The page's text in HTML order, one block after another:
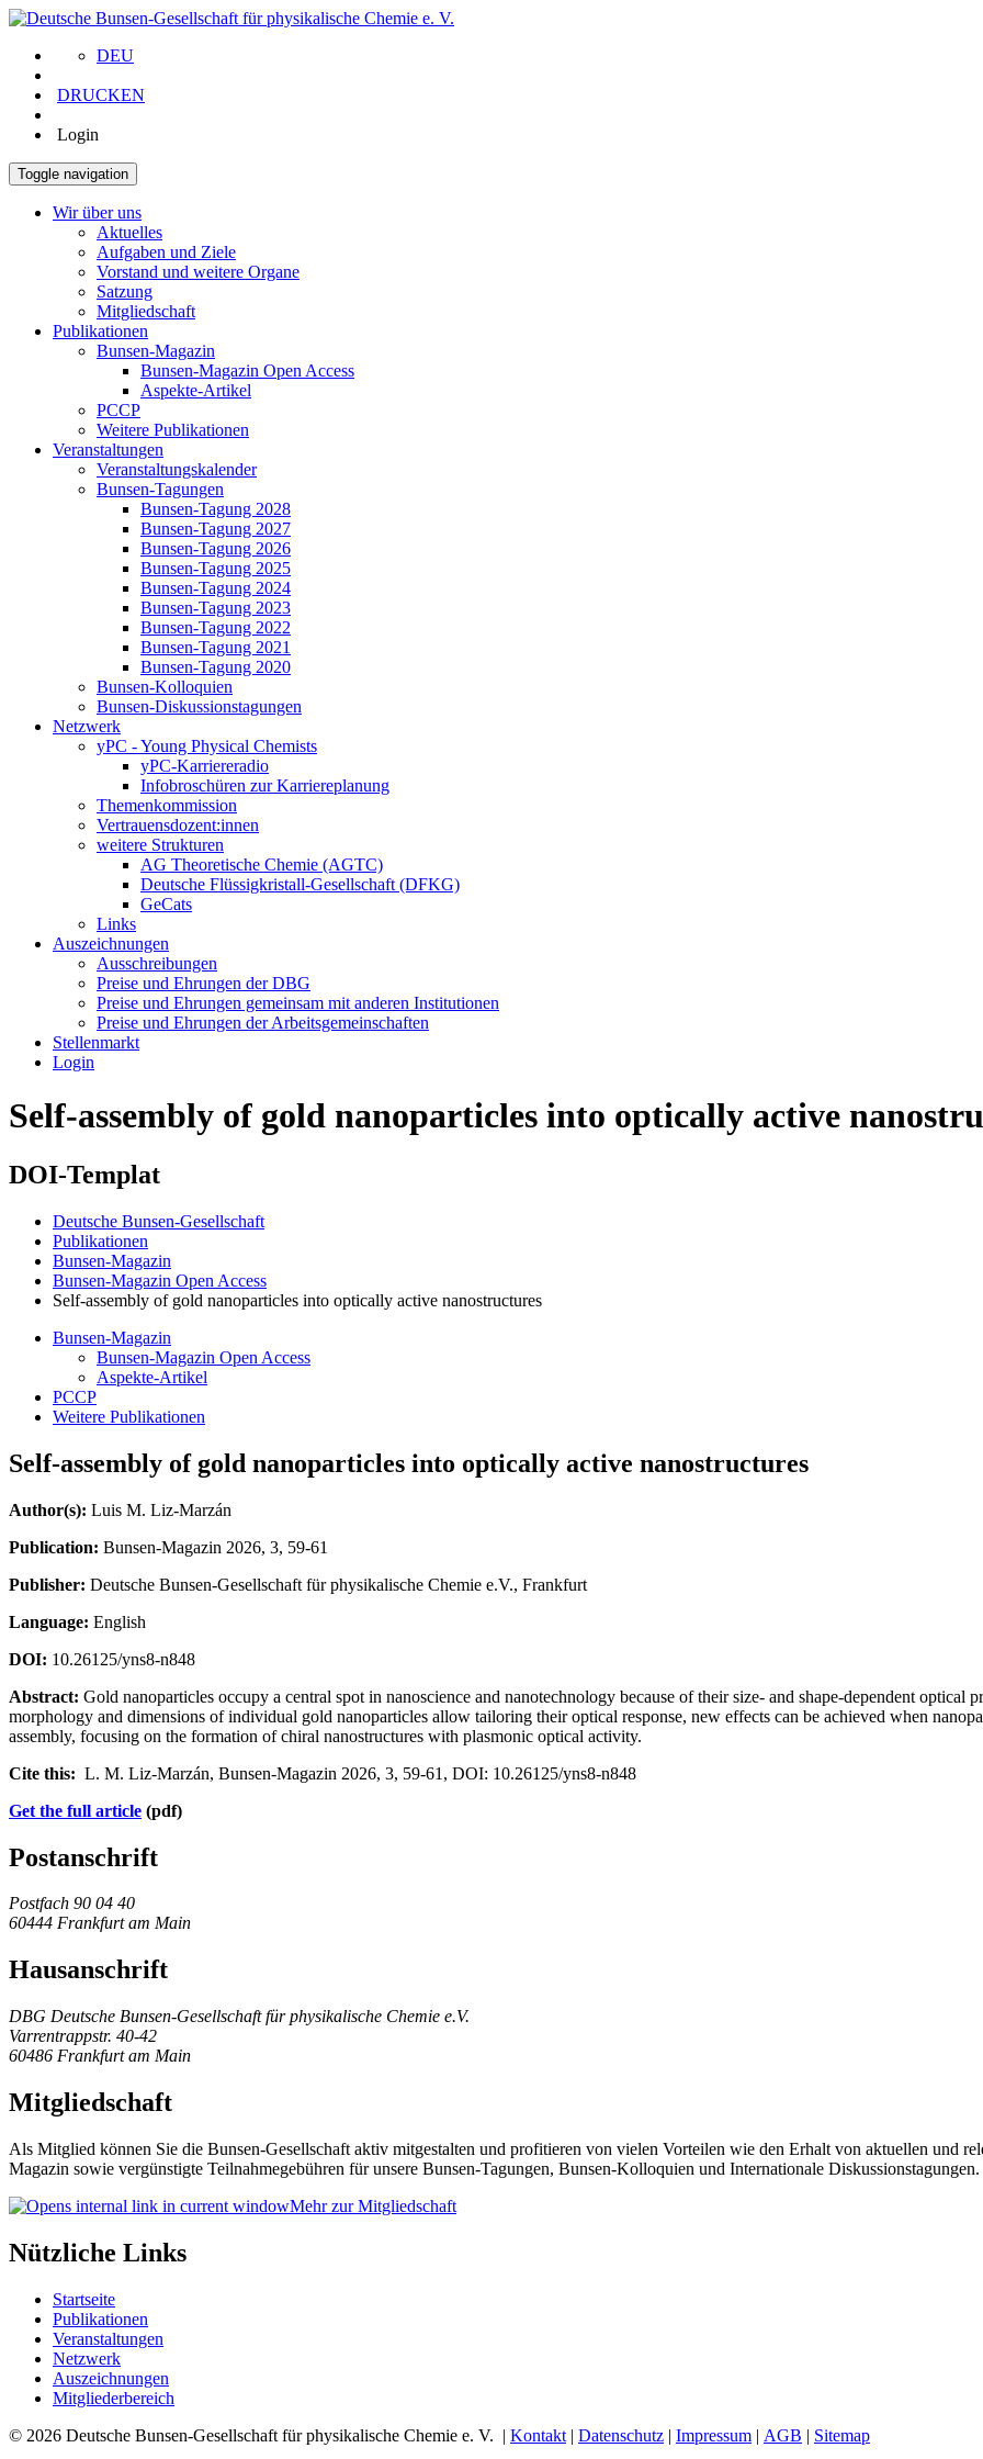
DEU
DRUCKEN
Login
Toggle navigation
Wir über uns
Aktuelles
Aufgaben und Ziele
Vorstand und weitere Organe
Satzung
Mitgliedschaft
Publikationen
Bunsen-Magazin
Bunsen-Magazin Open Access
Aspekte-Artikel
PCCP
Weitere Publikationen
Veranstaltungen
Veranstaltungskalender
Bunsen-Tagungen
Bunsen-Tagung 2028
Bunsen-Tagung 2027
Bunsen-Tagung 2026
Bunsen-Tagung 2025
Bunsen-Tagung 2024
Bunsen-Tagung 2023
Bunsen-Tagung 2022
Bunsen-Tagung 2021
Bunsen-Tagung 2020
Bunsen-Kolloquien
Bunsen-Diskussionstagungen
Netzwerk
yPC - Young Physical Chemists
yPC-Karriereradio
Infobroschüren zur Karriereplanung
Themenkommission
Vertrauensdozent:innen
weitere Strukturen
AG Theoretische Chemie (AGTC)
Deutsche Flüssigkristall-Gesellschaft (DFKG)
GeCats
Links
Auszeichnungen
Ausschreibungen
Preise und Ehrungen der DBG
Preise und Ehrungen gemeinsam mit anderen Institutionen
Preise und Ehrungen der Arbeitsgemeinschaften
Stellenmarkt
Login
Self-assembly of gold nanoparticles into optically active
DOI-Templat
Deutsche Bunsen-Gesellschaft
Publikationen
Bunsen-Magazin
Bunsen-Magazin Open Access
Self-assembly of gold nanoparticles into optically active nanostructures
Bunsen-Magazin
Bunsen-Magazin Open Access
Aspekte-Artikel
PCCP
Weitere Publikationen
Self-assembly of gold nanoparticles into optically active nanostructures
Author(s): Luis M. Liz-Marzán
Publication: Bunsen-Magazin 2026, 3, 59-61
Publisher: Deutsche Bunsen-Gesellschaft für physikalische Chemie e.V., Frankfurt
Language: English
DOI: 10.26125/yns8-n848
Abstract: Gold nanoparticles occupy a central spot in nanoscience and nanotechnology because of their size- and shape-dependent optical
morphology and dimensions of individual gold nanoparticles allow tailoring their optical response, new effects can be achieved when
assembly, focusing on the formation of chiral nanostructures with plasmonic optical activity.
Cite this: L. M. Liz-Marzán, Bunsen-Magazin 2026, 3, 59-61, DOI: 10.26125/yns8-n848
Get the full article (pdf)
Postanschrift
Postfach 90 04 40
60444 Frankfurt am Main
Hausanschrift
DBG Deutsche Bunsen-Gesellschaft für physikalische Chemie e.V.
Varrentrappstr. 40-42
60486 Frankfurt am Main
Mitgliedschaft
Als Mitglied können Sie die Bunsen-Gesellschaft aktiv mitgestalten und profitieren von vielen Vorteilen wie den Erhalt von aktuellen und
Magazin sowie vergünstigte Teilnahmegebühren für unsere Bunsen-Tagungen, Bunsen-Kolloquien und Internationale Diskussionstagungen.
Mehr zur Mitgliedschaft
Nützliche Links
Startseite
Publikationen
Veranstaltungen
Netzwerk
Auszeichnungen
Mitgliederbereich
© 2026 Deutsche Bunsen-Gesellschaft für physikalische Chemie e. V. | Kontakt | Datenschutz | Impressum | AGB | Sitemap